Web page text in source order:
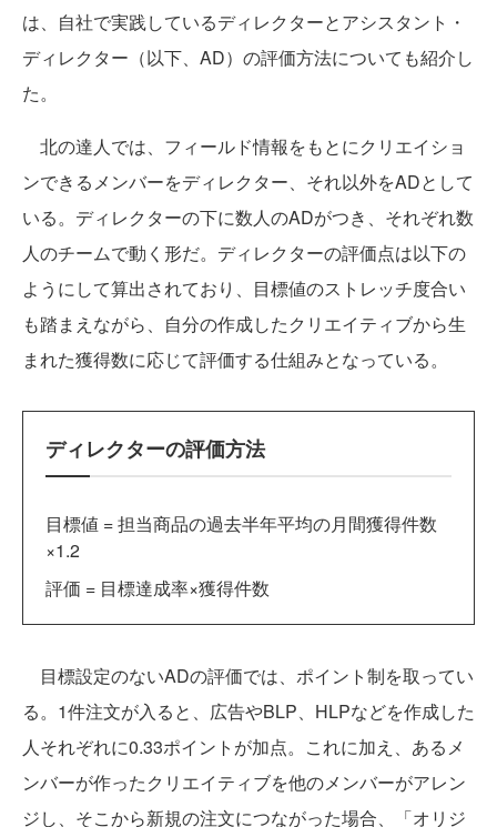
は、自社で実践しているディレクターとアシスタント・
ディレクター（以下、AD）の評価方法についても紹介し
た。
北の達人では、フィールド情報をもとにクリエイショ
ンできるメンバーをディレクター、それ以外をADとして
いる。ディレクターの下に数人のADがつき、それぞれ数
人のチームで動く形だ。ディレクターの評価点は以下の
ようにして算出されており、目標値のストレッチ度合い
も踏まえながら、自分の作成したクリエイティブから生
まれた獲得数に応じて評価する仕組みとなっている。
ディレクターの評価方法
目標値 = 担当商品の過去半年平均の月間獲得件数
×1.2
評価 = 目標達成率×獲得件数
目標設定のないADの評価では、ポイント制を取ってい
る。1件注文が入ると、広告やBLP、HLPなどを作成した
人それぞれに0.33ポイントが加点。これに加え、あるメ
ンバーが作ったクリエイティブを他のメンバーがアレン
ジし、そこから新規の注文につながった場合、「オリジ